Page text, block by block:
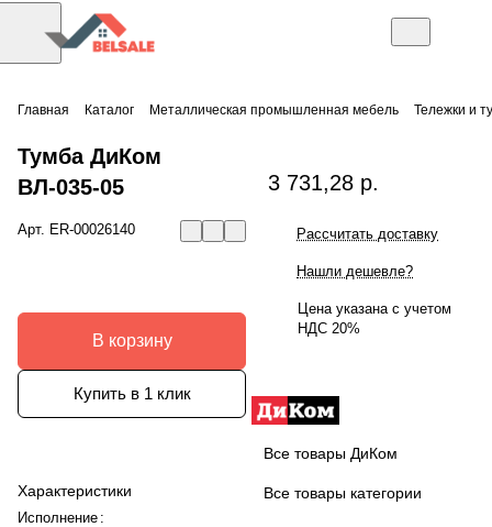
Главная Каталог Металлическая промышленная мебель Тележки и
Тумба ДиКом
ВЛ-035-05
Арт. ER-00026140
В корзину
Купить в 1 клик
Характеристики
Исполнение :
3 731,28 р.
Рассчитать доставку
Нашли дешевле?
Цена указана с учетом
НДС 20%
Все товары ДиКом
Все товары категории